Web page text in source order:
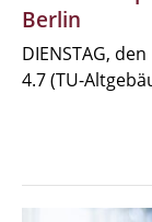
Berlin
DIENSTAG,
4.7 (TU-